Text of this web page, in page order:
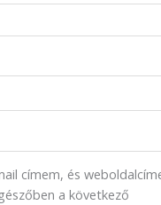
címem, és
a következő